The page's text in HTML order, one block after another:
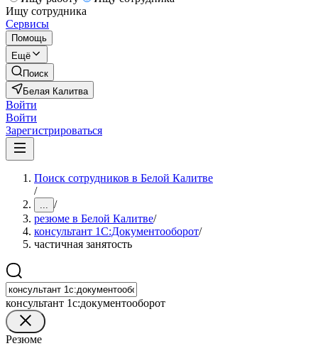
Ищу сотрудника
Сервисы
Помощь
Ещё
Поиск
Белая Калитва
Войти
Войти
Зарегистрироваться
Поиск сотрудников в Белой Калитве
/
... /
резюме в Белой Калитве/
консультант 1С:Документооборот/
частичная занятость
консультант 1с:документооборот
Резюме